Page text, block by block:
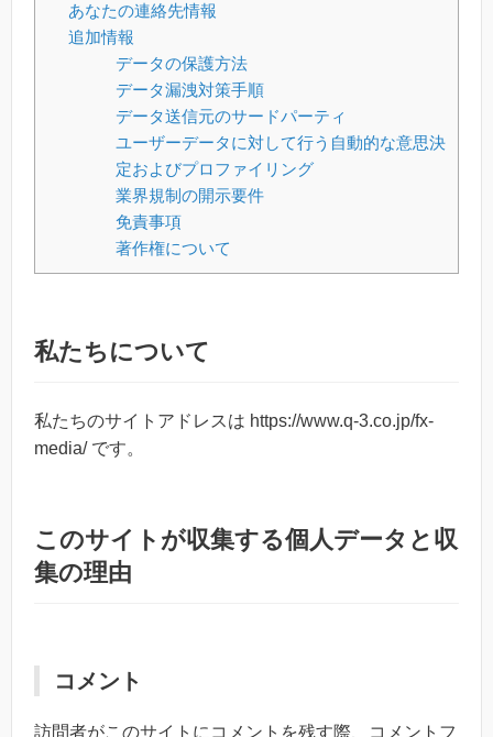
あなたの連絡先情報
追加情報
データの保護方法
データ漏洩対策手順
データ送信元のサードパーティ
ユーザーデータに対して行う自動的な意思決
定およびプロファイリング
業界規制の開示要件
免責事項
著作権について
私たちについて
私たちのサイトアドレスは https://www.q-3.co.jp/fx-
media/ です。
このサイトが収集する個人データと収
集の理由
コメント
訪問者がこのサイトにコメントを残す際、コメントフ